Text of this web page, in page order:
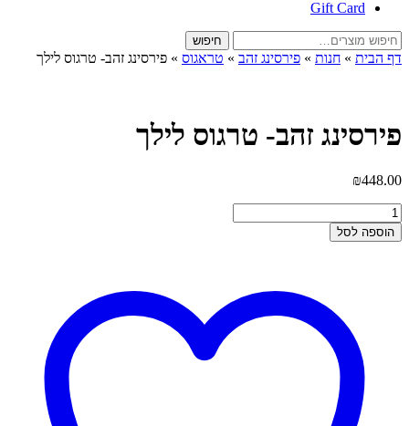
Gift Card
חיפוש
עבור:
חיפוש
דף הבית » חנות » פירסינג זהב » טראגוס » פירסינג זהב- טרגוס לילך
פירסינג זהב- טרגוס לילך
₪448.00
כמות
של
פירסינג
הוספה לסל